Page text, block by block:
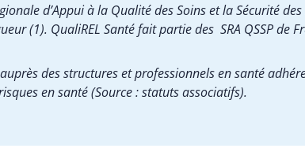
d’Appui à la Qualité des Soins et la Sécurité des
(1). QualiREL Santé fait partie des SRA QSSP de
des structures et professionnels en santé
en santé (Source : statuts associatifs).